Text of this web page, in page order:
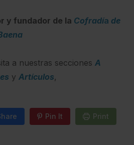
y fundador de la Cofradía de
a nuestras secciones A
y Artículos,
Pin It Print